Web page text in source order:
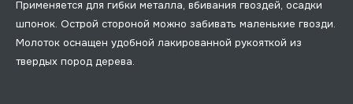
Применяется для гибки металла, вбивания гвоздей, осадки
шпонок. Острой стороной можно забивать маленькие гвозди.
Молоток оснащен удобной лакированной рукояткой из
твердых пород дерева.